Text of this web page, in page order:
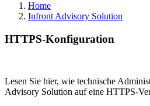
Home
Infront Advisory Solution
HTTPS-Konfiguration
Lesen Sie hier, wie technische
Advisory Solution auf eine HTTPS-